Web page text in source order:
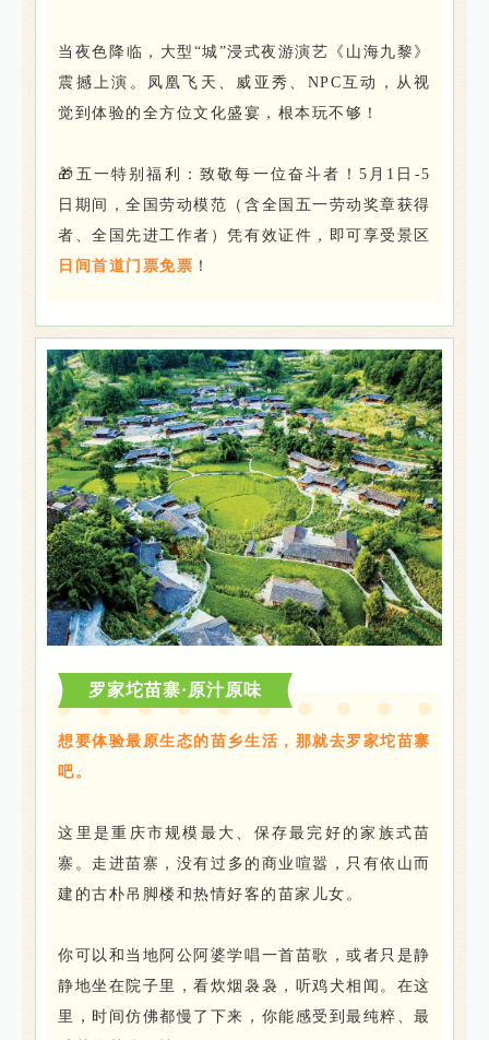
当夜色降临，大型“城”浸式夜游演艺《山海九黎》
震撼上演。凤凰飞天、威亚秀、NPC互动，从视
觉到体验的全方位文化盛宴，根本玩不够！
🎁五一特别福利：致敬每一位奋斗者！5月1日-5
日期间，全国劳动模范（含全国五一劳动奖章获得
者、全国先进工作者）凭有效证件，即可享受景区
日间首道门票免票 ！
罗家坨苗寨·原汁原味
想要体验最原生态的苗乡生活，那就去罗家坨苗寨
吧。
这里是重庆市规模最大、保存最完好的家族式苗
寨。 走进苗寨，没有过多的商业喧嚣，只有依山而
建的古朴吊脚楼和热情好客的苗家儿女。
你可以和当地阿公阿婆学唱一首苗歌，或者只是静
静地坐在院子里，看炊烟袅袅，听鸡犬相闻。在这
里，时间仿佛都慢了下来，你能感受到最纯粹、最